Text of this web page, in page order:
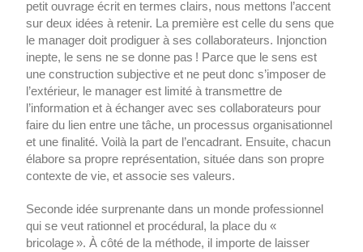
petit ouvrage écrit en termes clairs, nous mettons l’accent
sur deux idées à retenir. La première est celle du sens que
le manager doit prodiguer à ses collaborateurs. Injonction
inepte, le sens ne se donne pas ! Parce que le sens est
une construction subjective et ne peut donc s’imposer de
l’extérieur, le manager est limité à transmettre de
l’information et à échanger avec ses collaborateurs pour
faire du lien entre une tâche, un processus organisationnel
et une finalité. Voilà la part de l’encadrant. Ensuite, chacun
élabore sa propre représentation, située dans son propre
contexte de vie, et associe ses valeurs.
Seconde idée surprenante dans un monde professionnel
qui se veut rationnel et procédural, la place du «
bricolage ». À côté de la méthode, il importe de laisser